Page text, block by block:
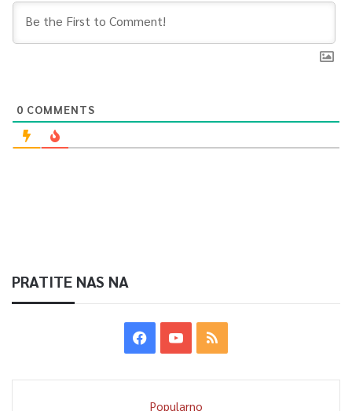
0 COMMENTS
PRATITE NAS NA
Popularno